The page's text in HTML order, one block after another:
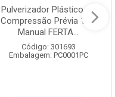
Pulverizador Plástico de
Compressão Prévia 1,5L
Manual FERTA...
Código: 301693
Embalagem: PC0001PC